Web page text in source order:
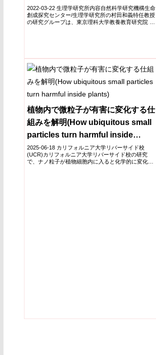
2022-03-22 生理学研究所内容自然科学研究機構生命
創成探究センター/生理学研究所の村田和義特任教授
の研究グループは、東京理科大学教養教育研究院 神
植物内で微粒子が有害に変化する仕
組みを解明(How ubiquitous small
particles turn harmful inside
plants)
2025-06-18 カリフォルニア大学リバーサイド校
(UCR)カリフォルニア大学リバーサイド校の研究
で、ナノ粒子が植物細胞内に入ると化学的に変化